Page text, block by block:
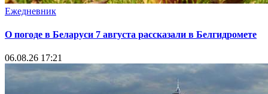
Ежедневник
О погоде в Беларуси 7 августа рассказали в Белгидромете
06.08.26 17:21